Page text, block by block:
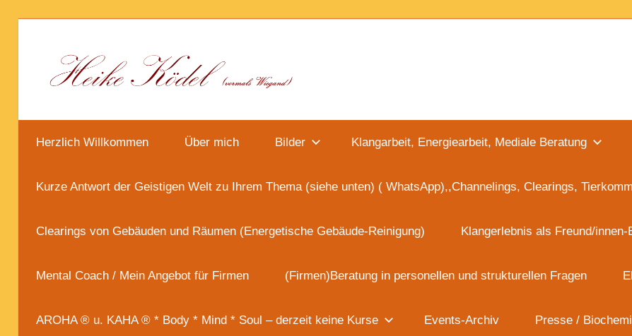
Zentrum
Heike
Ködel
(vormals
Herzlich Willkommen Über mich Bilder Klangarbeit, Energiearbeit, Mediale Beratung
Kurze Antwort der Geistigen Welt zu Ihrem Thema (siehe unten) ( WhatsApp),,Channelings, Clearings,
Clearings von Gebäuden und Räumen (Energetische Gebäude-Reinigung) Klangerlebnis als Freund/innen-
Mental Coach / Mein Angebot für Firmen (Firmen)Beratung in personellen und strukturellen Fragen
AROHA ® u. KAHA ® * Body * Mind * Soul – derzeit keine Kurse Events-Archiv Presse /